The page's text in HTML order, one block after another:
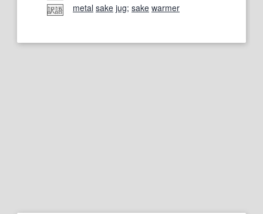
訳語 metal sake jug; sake warmer